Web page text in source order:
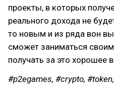
проекты, в которых
реального дохода не
то новым и из ряда вон
сможет заниматься
получать за это хорошее
#p2egames, #crypto, #token,